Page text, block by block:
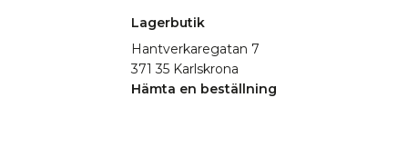
Lagerbutik
Hantverkaregatan 7
371 35 Karlskrona
Hämta en beställning